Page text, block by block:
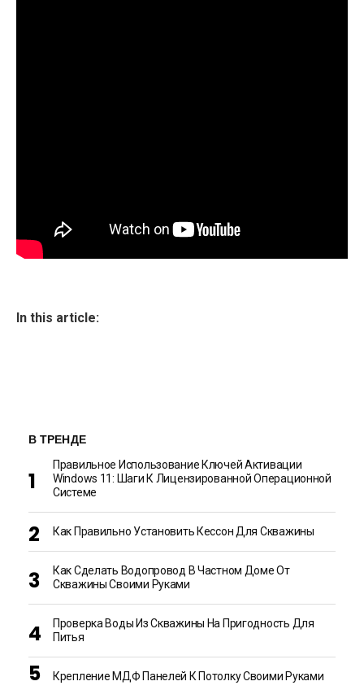
In this article:
В ТРЕНДЕ
Правильное Использование Ключей Активации
Windows 11: Шаги К Лицензированной Операционной
Системе
Как Правильно Установить Кессон Для Скважины
Как Сделать Водопровод В Частном Доме От
Скважины Своими Руками
Проверка Воды Из Скважины На Пригодность Для
Питья
Крепление МДФ Панелей К Потолку Своими Руками